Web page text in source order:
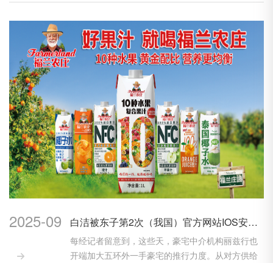
2025-09

白洁被东子第2次（我国）官方网站IOS安卓手机APP下载安装
每经记者留意到，这些天，豪宅中介机构丽兹行也
开端加大五环外一手豪宅的推行力度。从对方供给